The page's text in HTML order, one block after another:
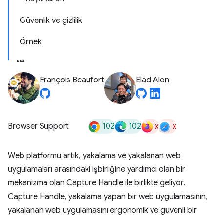
Güvenlik ve gizlilik
Örnek
François Beaufort Elad Alon
Browser Support 102 102 x x
Web platformu artık, yakalama ve yakalanan web
uygulamaları arasındaki işbirliğine yardımcı olan bir
mekanizma olan Capture Handle ile birlikte geliyor.
Capture Handle, yakalama yapan bir web uygulamasının,
yakalanan web uygulamasını ergonomik ve güvenli bir